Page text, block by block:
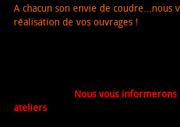
A chacun son envie de coudre...nous
réalisation de vos ouvrages !
Nous vous
ateliers